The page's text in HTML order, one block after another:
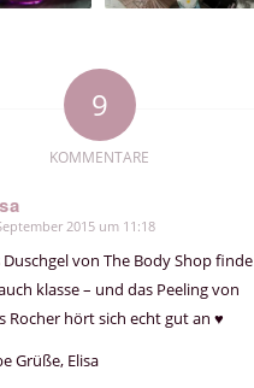
9
KOMMENTARE
2015 um 11:18
Duschgel von The Body Shop finde
klasse – und das Peeling von
Rocher hört sich echt gut an ♥
Grüße, Elisa